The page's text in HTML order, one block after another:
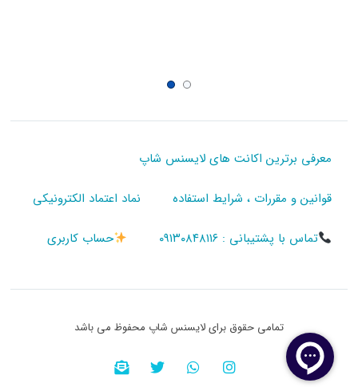
معرفی برترین اکانت های لایسنس شاپ
قوانین و مقررات ، شرایط استفاده نماد اعتماد الکترونیکی
تماس با پشتیبانی : ۰۹۱۳۰۸۴۸۱۱۶ حساب کاربری
تمامی حقوق برای لایسنس شاپ محفوظ می باشد